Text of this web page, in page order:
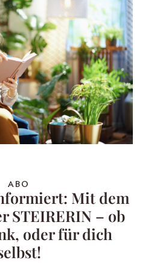
ABO
Mit dem
STEIRERIN – ob
oder für dich